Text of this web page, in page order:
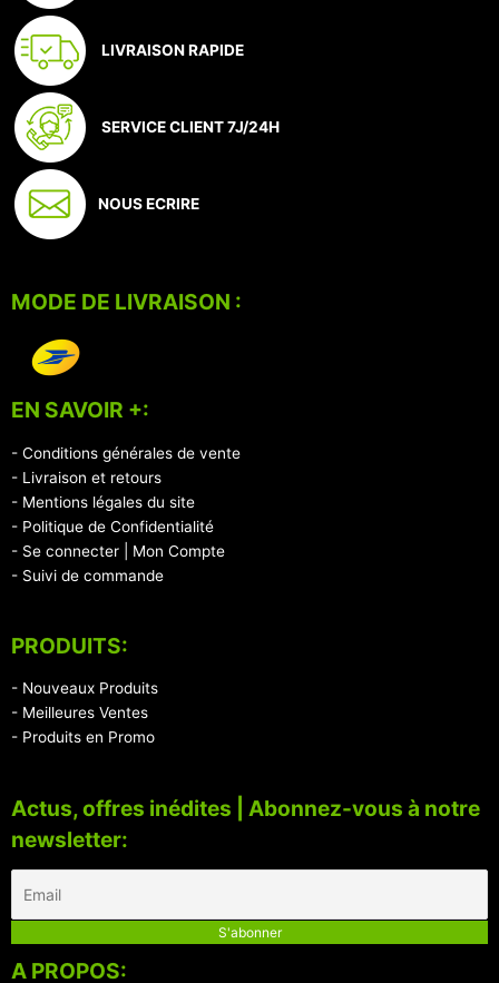
LIVRAISON RAPIDE
SERVICE CLIENT 7J/24H
NOUS ECRIRE
MODE DE LIVRAISON :
EN SAVOIR +:
- Conditions générales de vente
- Livraison et retours
- Mentions légales du site
- Politique de Confidentialité
- Se connecter | Mon Compte
- Suivi de commande
PRODUITS:
- Nouveaux Produits
- Meilleures Ventes
- Produits en Promo
Actus, offres inédites | Abonnez-vous à notre
newsletter:
A PROPOS: